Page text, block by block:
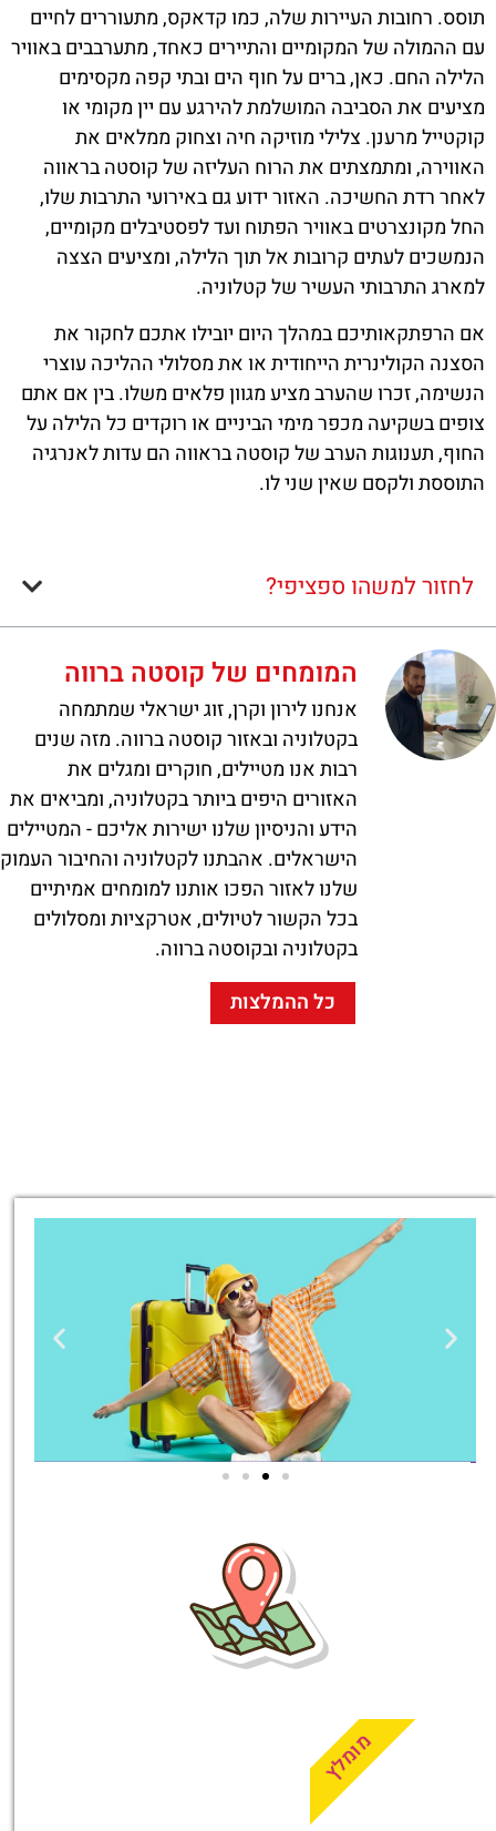
תוסס. רחובות העיירות שלה, כמו קדאקס, מתעוררים לחיים
עם ההמולה של המקומיים והתיירים כאחד, מתערבבים באוויר
הלילה החם. כאן, ברים על חוף הים ובתי קפה מקסימים
מציעים את הסביבה המושלמת להירגע עם יין מקומי או
קוקטייל מרענן. צלילי מוזיקה חיה וצחוק ממלאים את
האווירה, ומתמצתים את הרוח העליזה של קוסטה בראווה
לאחר רדת החשיכה. האזור ידוע גם באירועי התרבות שלו,
החל מקונצרטים באוויר הפתוח ועד לפסטיבלים מקומיים,
הנמשכים לעתים קרובות אל תוך הלילה, ומציעים הצצה
למארג התרבותי העשיר של קטלוניה.
אם הרפתקאותיכם במהלך היום יובילו אתכם לחקור את
הסצנה הקולינרית הייחודית או את מסלולי ההליכה עוצרי
הנשימה, זכרו שהערב מציע מגוון פלאים משלו. בין אם אתם
צופים בשקיעה מכפר מימי הביניים או רוקדים כל הלילה על
החוף, תענוגות הערב של קוסטה בראווה הם עדות לאנרגיה
התוססת ולקסם שאין שני לו.
לחזור למשהו ספציפי?
המומחים של קוסטה ברווה
אנחנו לירון וקרן, זוג ישראלי שמתמחה
בקטלוניה ובאזור קוסטה ברווה. מזה שנים
רבות אנו מטיילים, חוקרים ומגלים את
האזורים היפים ביותר בקטלוניה, ומביאים את
הידע והניסיון שלנו ישירות אליכם - המטיילים
הישראלים. אהבתנו לקטלוניה והחיבור העמוק
שלנו לאזור הפכו אותנו למומחים אמיתיים
בכל הקשור לטיולים, אטרקציות ומסלולים
בקטלוניה ובקוסטה ברווה.
כל ההמלצות
מומלץ